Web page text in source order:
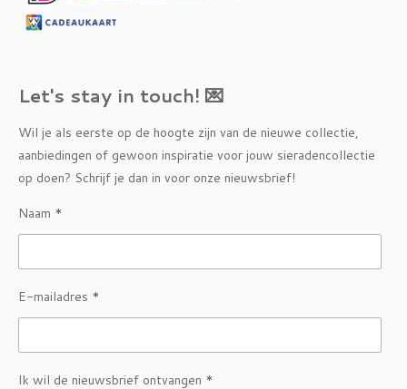
Let's stay in touch! 💌
Wil je als eerste op de hoogte zijn van de nieuwe collectie,
aanbiedingen of gewoon inspiratie voor jouw sieradencollectie
op doen? Schrijf je dan in voor onze nieuwsbrief!
Naam *
E-mailadres *
Ik wil de nieuwsbrief ontvangen *